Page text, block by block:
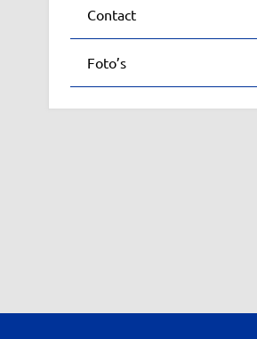
Contact
Foto’s